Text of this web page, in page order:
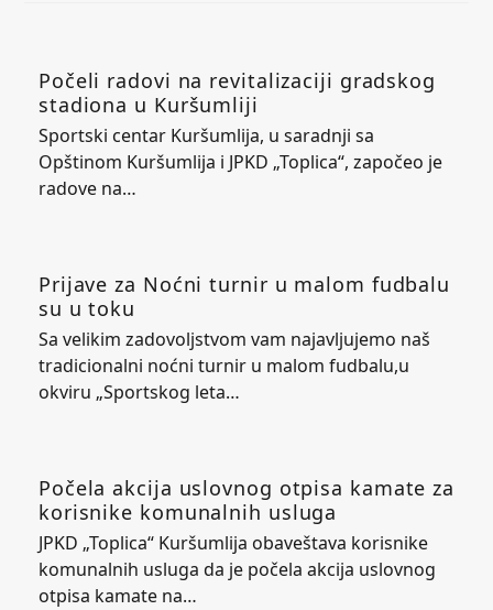
Počeli radovi na revitalizaciji gradskog
stadiona u Kuršumliji
Sportski centar Kuršumlija, u saradnji sa
Opštinom Kuršumlija i JPKD „Toplica“, započeo je
radove na…
Prijave za Noćni turnir u malom fudbalu
su u toku
Sa velikim zadovoljstvom vam najavljujemo naš
tradicionalni noćni turnir u malom fudbalu,u
okviru „Sportskog leta…
Počela akcija uslovnog otpisa kamate za
korisnike komunalnih usluga
JPKD „Toplica“ Kuršumlija obaveštava korisnike
komunalnih usluga da je počela akcija uslovnog
otpisa kamate na…